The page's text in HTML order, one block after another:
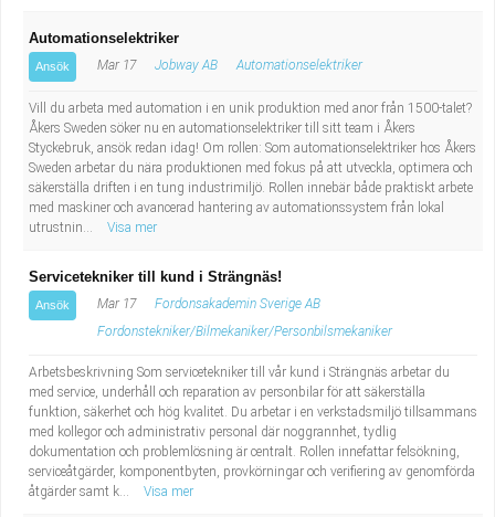
Automationselektriker
Ansök Mar 17 Jobway AB Automationselektriker
Vill du arbeta med automation i en unik produktion med anor från 1500-talet?
Åkers Sweden söker nu en automationselektriker till sitt team i Åkers
Styckebruk, ansök redan idag! Om rollen: Som automationselektriker hos Åkers
Sweden arbetar du nära produktionen med fokus på att utveckla, optimera och
säkerställa driften i en tung industrimiljö. Rollen innebär både praktiskt arbete
med maskiner och avancerad hantering av automationssystem från lokal
utrustnin...
Visa mer
Servicetekniker till kund i Strängnäs!
Ansök Mar 17
Fordonsakademin Sverige AB
Fordonstekniker/Bilmekaniker/Personbilsmekaniker
Arbetsbeskrivning Som servicetekniker till vår kund i Strängnäs arbetar du
med service, underhåll och reparation av personbilar för att säkerställa
funktion, säkerhet och hög kvalitet. Du arbetar i en verkstadsmiljö tillsammans
med kollegor och administrativ personal där noggrannhet, tydlig
dokumentation och problemlösning är centralt. Rollen innefattar felsökning,
serviceåtgärder, komponentbyten, provkörningar och verifiering av genomförda
åtgärder samt k...
Visa mer